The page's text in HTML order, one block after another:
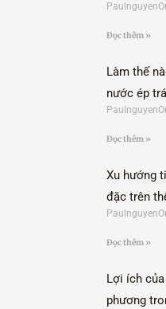
Đọc thêm »
Làm thế
nước ép
Đọc thêm »
Xu hướng
đặc trên
Đọc thêm »
Lợi ích
phương